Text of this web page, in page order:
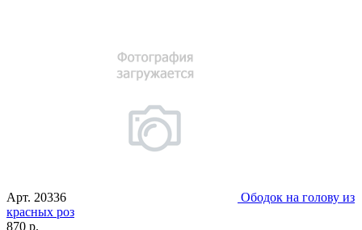
Арт. 20336
Ободок на голову из
красных роз
870 р.